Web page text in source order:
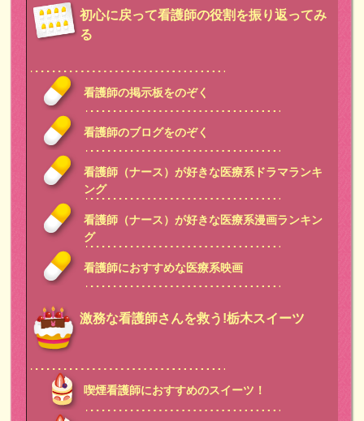
初心に戻って看護師の役割を振り返ってみ
る
看護師の掲示板をのぞく
看護師のブログをのぞく
看護師（ナース）が好きな医療系ドラマランキ
ング
看護師（ナース）が好きな医療系漫画ランキン
グ
看護師におすすめな医療系映画
激務な看護師さんを救う!栃木スイーツ
喫煙看護師におすすめのスイーツ！